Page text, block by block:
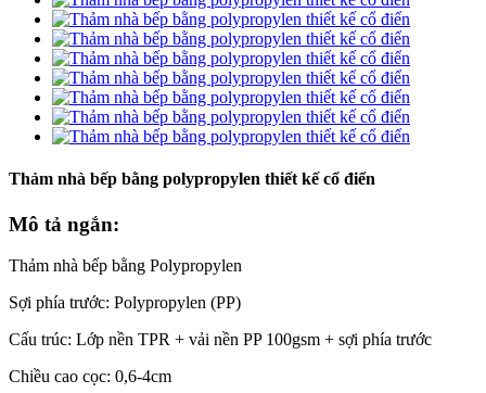
Thảm nhà bếp bằng polypropylen thiết kế cổ điển
Mô tả ngắn:
Thảm nhà bếp bằng Polypropylen
Sợi phía trước: Polypropylen (PP)
Cấu trúc: Lớp nền TPR + vải nền PP 100gsm + sợi phía trước
Chiều cao cọc: 0,6-4cm